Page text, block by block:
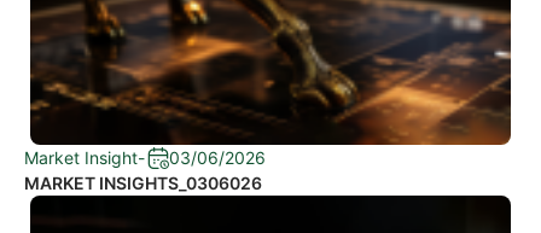
Market Insight-
03/06/2026
MARKET INSIGHTS_0306026